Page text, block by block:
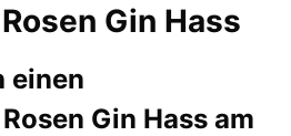
Gin Hass
einen
Gin Hass am